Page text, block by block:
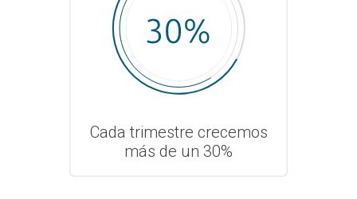
Cada trimestre crecemos
más de un 30%